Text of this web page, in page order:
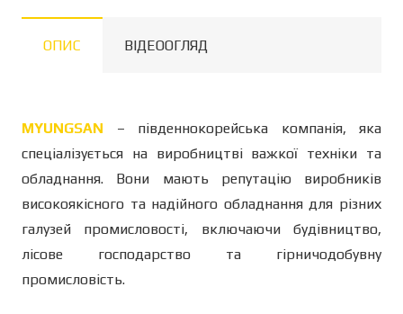
ОПИС ВІДЕООГЛЯД
MYUNGSAN – південнокорейська компанія, яка
спеціалізується на виробництві важкої техніки та
обладнання. Вони мають репутацію виробників
високоякісного та надійного обладнання для різних
галузей промисловості, включаючи будівництво,
лісове господарство та гірничодобувну
промисловість.